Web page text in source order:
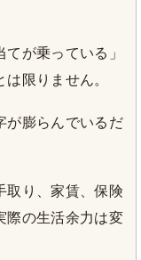
が乗っている」
限りません。
が膨らんでいるだ
取り、家賃、保険
際の生活余力は変